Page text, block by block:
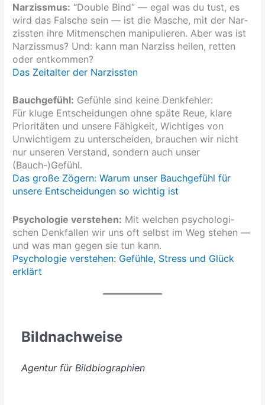
Nar­ziss­mus: “Dou­ble Bind” — egal was du tust, es
wird das Fal­sche sein — ist die Masche, mit der Nar­
ziss­ten ihre Mit­men­schen mani­pu­lie­ren. Aber was ist
Nar­ziss­mus? Und: kann man Nar­ziss hei­len, ret­ten
oder ent­kom­men?
Das Zeit­al­ter der Narzissten
Bauch­ge­fühl: Gefüh­le sind kei­ne Denk­feh­ler:
Für klu­ge Ent­schei­dun­gen ohne spä­te Reue, kla­re
Prio­ri­tä­ten und unse­re Fähig­keit, Wich­ti­ges von
Unwich­ti­gem zu unter­schei­den, brau­chen wir nicht
nur unse­ren Ver­stand, son­dern auch unser
(Bauch-)Gefühl.
Das gro­ße Zögern: War­um unser Bauch­ge­fühl für
unse­re Ent­schei­dun­gen so wich­tig ist
Psy­cho­lo­gie ver­ste­hen: Mit wel­chen psy­cho­lo­gi­
schen Denk­fal­len wir uns oft selbst im Weg ste­hen —
und was man gegen sie tun kann.
Psy­cho­lo­gie ver­ste­hen: Gefüh­le, Stress und Glück
erklärt
Bild­nach­wei­se
Agen­tur für Bildbiographien